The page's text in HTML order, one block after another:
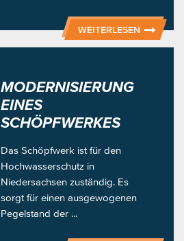
WEITERLESEN
MODERNISIERUNG
EINES
SCHÖPFWERKES
Das Schöpfwerk ist für den
Hochwasserschutz in
Niedersachsen zuständig. Es
sorgt für einen ausgewogenen
Pegelstand der ...